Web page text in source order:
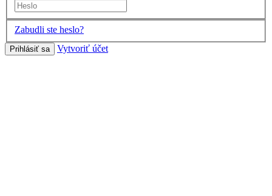
Zabudli ste heslo?
Prihlásiť sa Vytvoriť účet